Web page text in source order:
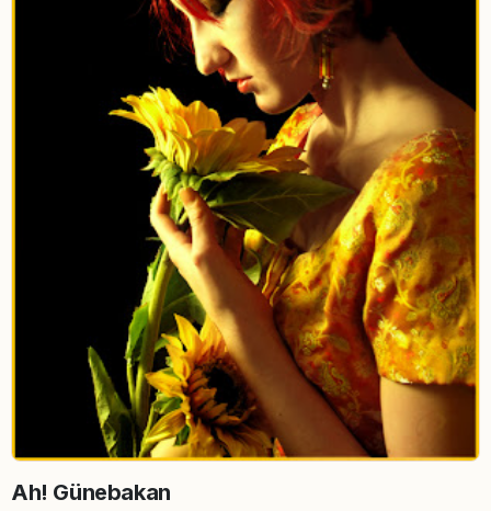
Ah! Günebakan